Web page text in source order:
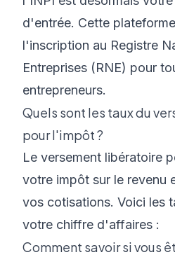
d'entrée. Cette
l'inscription au Registre
Entreprises (RNE) pour
entrepreneurs.
Quels sont les taux du
pour l'impôt ?
Le versement libératoire
votre impôt sur le revenu
vos cotisations. Voici les
votre chiffre d'affaires :
Comment savoir si vous